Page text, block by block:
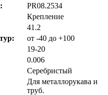
PR08.2534
Крепление
41.2
от -40 до +100
19-20
0.006
Серебристый
Для металлорукава и
труб.